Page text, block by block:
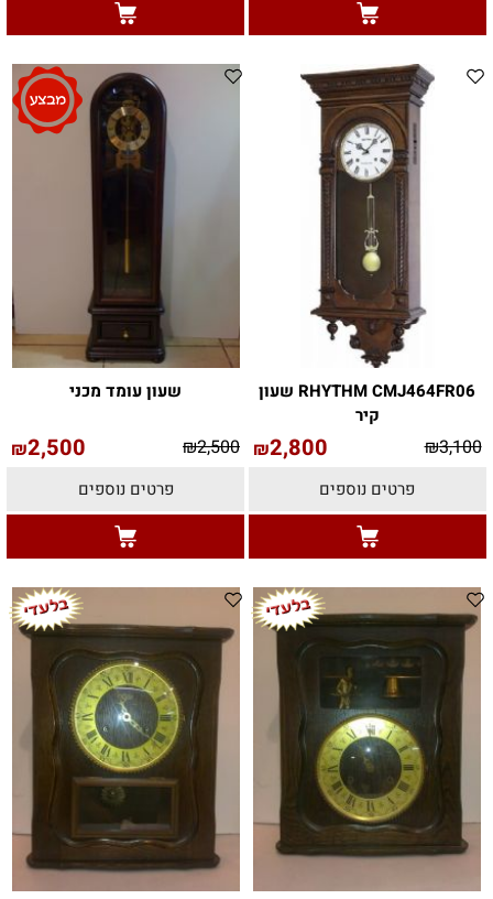
RHYTHM CMJ464FR06 שעון
קיר
₪3,100
₪2,800
פרטים נוספים
שעון עומד מכני
₪2,500
₪2,500
פרטים נוספים